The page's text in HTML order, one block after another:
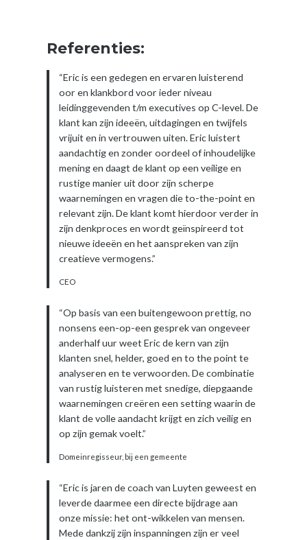
Referenties:
“Eric is een gedegen en ervaren luisterend
oor en klankbord voor ieder niveau
leidinggevenden t/m executives op C-level. De
klant kan zijn ideeën, uitdagingen en twijfels
vrijuit en in vertrouwen uiten. Eric luistert
aandachtig en zonder oordeel of inhoudelijke
mening en daagt de klant op een veilige en
rustige manier uit door zijn scherpe
waarnemingen en vragen die to-the-point en
relevant zijn. De klant komt hierdoor verder in
zijn denkproces en wordt geïnspireerd tot
nieuwe ideeën en het aanspreken van zijn
creatieve vermogens.”
CEO
“Op basis van een buitengewoon prettig, no
nonsens een-op-een gesprek van ongeveer
anderhalf uur weet Eric de kern van zijn
klanten snel, helder, goed en to the point te
analyseren en te verwoorden. De combinatie
van rustig luisteren met snedige, diepgaande
waarnemingen creëren een setting waarin de
klant de volle aandacht krijgt en zich veilig en
op zijn gemak voelt.”
Domeinregisseur, bij een gemeente
“Eric is jaren de coach van Luyten geweest en
leverde daarmee een directe bijdrage aan
onze missie: het ont-wikkelen van mensen.
Mede dankzij zijn inspanningen zijn er veel